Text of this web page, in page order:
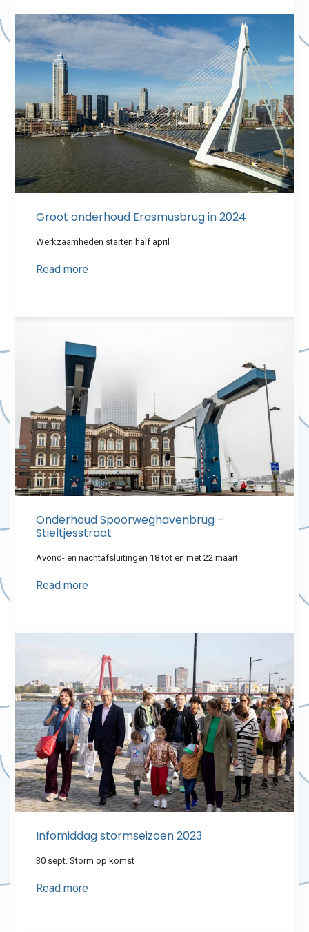
Groot onderhoud Erasmusbrug in 2024
Werkzaamheden starten half april
Read more
Onderhoud Spoorweghavenbrug –
Stieltjesstraat
Avond- en nachtafsluitingen 18 tot en met 22 maart
Read more
Infomiddag stormseizoen 2023
30 sept. Storm op komst
Read more